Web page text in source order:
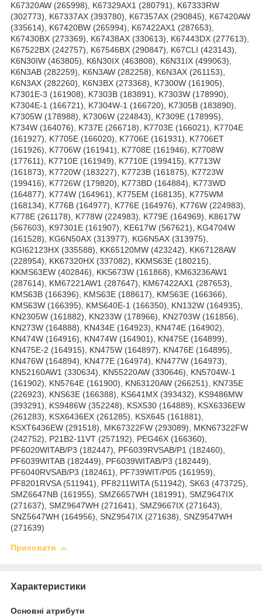
K67320AW (265998), K67329AX1 (280791), K67333RW
(302773), K67337AX (393780), K67357AX (290845), K67420AW
(335614), K67420BW (265994), K67422AX1 (287653),
K67430BX (273369), K67438AX (330613), K67443DX (277613),
K67522BX (242757), K67546BX (290847), K67CLI (423143),
K6N30IW (463805), K6N30IX (463808), K6N31IX (499063),
K6N3AB (282259), K6N3AW (282258), K6N3AX (261153),
K6N3AX (282260), K6N3BX (273368), K7300W (161905),
K7301E-3 (161908), K7303B (183891), K7303W (178990),
K7304E-1 (166721), K7304W-1 (166720), K7305B (183890),
K7305W (178988), K7306W (224843), K7309E (178995),
K734W (164076), K737E (266718), K7703E (166021), K7704E
(161927), K7705E (166020), K7706E (161931), K7706ET
(161926), K7706W (161941), K7708E (161946), K7708W
(177611), K7710E (161949), K7710E (199415), K7713W
(161873), K7720W (183227), K7723B (161875), K7723W
(199416), K7726W (179820), K773BD (164884), K773WD
(164877), K774W (164961), K775EM (168135), K775WM
(168134), K776B (164977), K776E (164976), K776W (224983),
K778E (261178), K778W (224983), K779E (164969), K8617W
(567603), K97301E (161907), KE617W (567621), KG4704W
(161528), KG6N50AX (313977), KG6N5AX (313975),
KGI62123HX (335588), KK65120MW (423242), KK67128AW
(228954), KK67320HX (337082), KKMS63E (180215),
KKMS63EW (402846), KKS673W (161868), KM63236AW1
(287614), KM67221AW1 (287647), KM67422AX1 (287653),
KMS63B (166396), KMS63E (188617), KMS63E (166366),
KMS63W (166395), KMS640E-1 (166350), KN132W (164935),
KN2305W (161882), KN233W (178966), KN2703W (161856),
KN273W (164888), KN434E (164923), KN474E (164902),
KN474W (164916), KN474W (164901), KN475E (164899),
KN475E-2 (164915), KN475W (164897), KN476E (164895),
KN476W (164894), KN477E (164974), KN477W (164973),
KN52160AW1 (330634), KN55220AW (330646), KN5704W-1
(161902), KN5764E (161900), KN63120AW (266251), KN735E
(226923), KNS63E (166388), KS641MX (393432), KS9486MW
(393291), KS9486W (352248), KSX530 (164889), KSX6336EW
(261283), KSX6436EX (261285), KSX645 (161881),
KSXT6436EW (291518), MK67322FW (293089), MKN67322FW
(242752), P21B2-11VT (257192), PEG46X (166360),
PF6020WITAB/P3 (182447), PF6039RVSAB/P1 (182460),
PF6039WITAB (182449), PF6039WITAB/P3 (182449),
PF6040RVSAB/P3 (182461), PF739WIT/P05 (161959),
PF8201RVSA (511941), PF8211WITA (511942), SK63 (473725),
SMZ6647NB (161955), SMZ6657WH (181991), SMZ9647IX
(271637), SMZ9647WH (271641), SMZ9667IX (271643),
SNZ5647WH (164956), SNZ9547IX (271638), SNZ9547WH
(271639)
Приховати
Характеристики
Основні атрибути